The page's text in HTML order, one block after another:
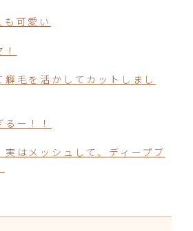
も可愛い
毛を活かしてカットしまし
ー！！
はメッシュして、ディープブ